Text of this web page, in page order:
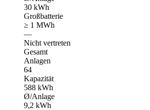
30 kWh
Großbatterie
≥ 1 MWh
—
Nicht vertreten
Gesamt
Anlagen
64
Kapazität
588 kWh
Ø/Anlage
9,2 kWh